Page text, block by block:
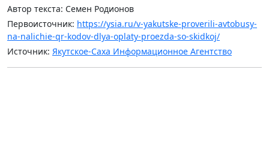
Автор текста: Семен Родионов
Первоисточник: https://ysia.ru/v-yakutske-proverili-avtobusy-
na-nalichie-qr-kodov-dlya-oplaty-proezda-so-skidkoj/
Источник: Якутское-Саха Информационное Агентство